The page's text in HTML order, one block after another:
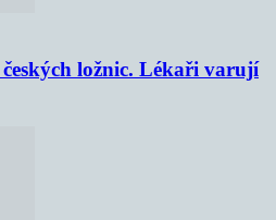
ložnic. Lékaři varují